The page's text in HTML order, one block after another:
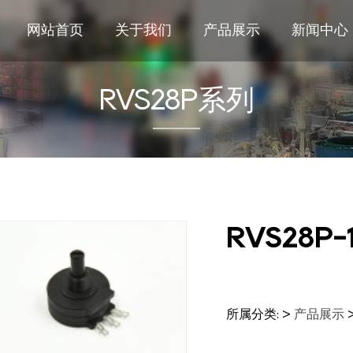
网站首页 关于我们 产品展示 新闻中心
RVS28P系列
RVS28P-
所属分类: > 产品展示